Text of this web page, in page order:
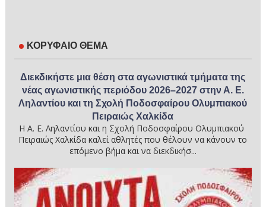
ΚΟΡΥΦΑΙΟ ΘΕΜΑ
Διεκδικήστε μια θέση στα αγωνιστικά τμήματα της
νέας αγωνιστικής περιόδου 2026–2027 στην Α. Ε.
Ληλαντίου και τη Σχολή Ποδοσφαίρου Ολυμπιακού
Πειραιώς Χαλκίδα
Η Α. Ε. Ληλαντίου και η Σχολή Ποδοσφαίρου Ολυμπιακού
Πειραιώς Χαλκίδα καλεί αθλητές που θέλουν να κάνουν το
επόμενο βήμα και να διεκδικήσ...